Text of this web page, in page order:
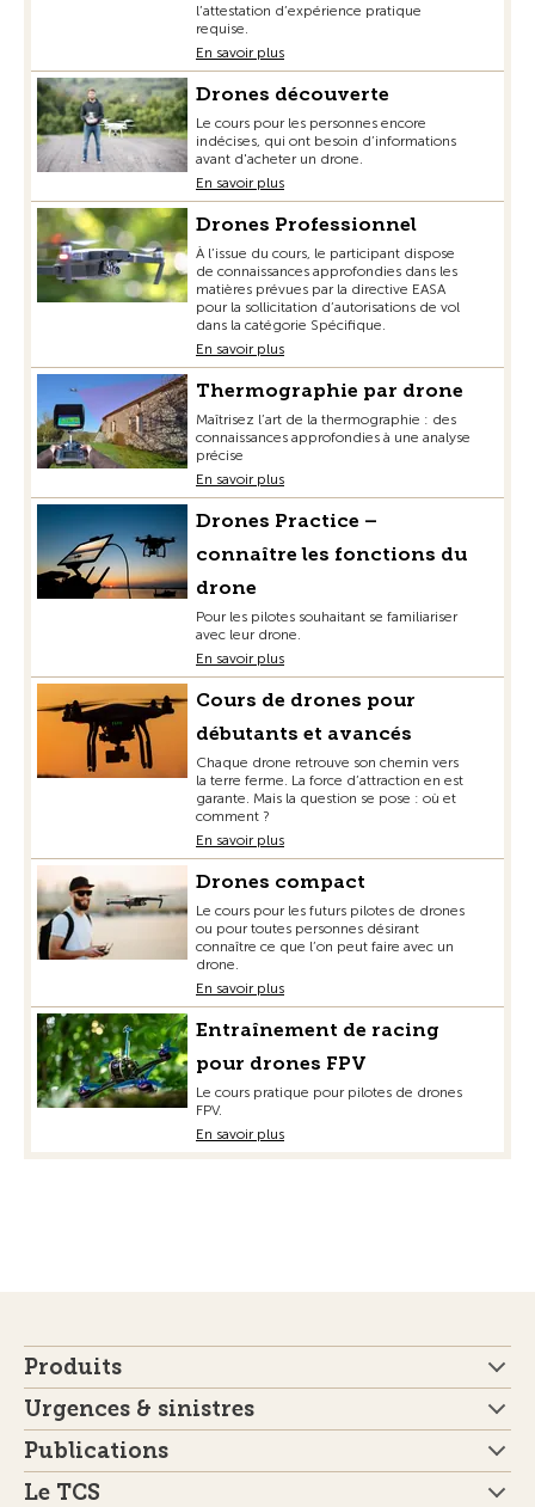
l’attestation d’expérience pratique
requise.
En savoir plus
Drones découverte
Le cours pour les personnes encore
indécises, qui ont besoin d’informations
avant d'acheter un drone.
En savoir plus
Drones Professionnel
À l’issue du cours, le participant dispose
de connaissances approfondies dans les
matières prévues par la directive EASA
pour la sollicitation d’autorisations de vol
dans la catégorie Spécifique.
En savoir plus
Thermographie par drone
Maîtrisez l’art de la thermographie : des
connaissances approfondies à une analyse
précise
En savoir plus
Drones Practice –
connaître les fonctions du
drone
Pour les pilotes souhaitant se familiariser
avec leur drone.
En savoir plus
Cours de drones pour
débutants et avancés
Chaque drone retrouve son chemin vers
la terre ferme. La force d’attraction en est
garante. Mais la question se pose : où et
comment ?
En savoir plus
Drones compact
Le cours pour les futurs pilotes de drones
ou pour toutes personnes désirant
connaître ce que l’on peut faire avec un
drone.
En savoir plus
Entraînement de racing
pour drones FPV
Le cours pratique pour pilotes de drones
FPV.
En savoir plus
Produits
Urgences & sinistres
Publications
Le TCS